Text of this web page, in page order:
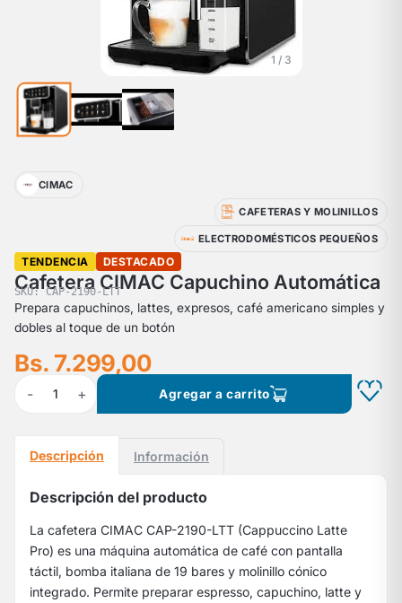
1 / 3
CIMAC
CAFETERAS Y MOLINILLOS
ELECTRODOMÉSTICOS PEQUEÑOS
TENDENCIA DESTACADO
Cafetera CIMAC Capuchino Automática
SKU: CAP-2190-LTT
Prepara capuchinos, lattes, expresos, café americano simples y
dobles al toque de un botón
Bs. 7.299,00
- 1 + Agregar a carrito
Descripción Información
Descripción del producto
La cafetera CIMAC CAP-2190-LTT (Cappuccino Latte
Pro) es una máquina automática de café con pantalla
táctil, bomba italiana de 19 bares y molinillo cónico
integrado. Permite preparar espresso, capuchino, latte y